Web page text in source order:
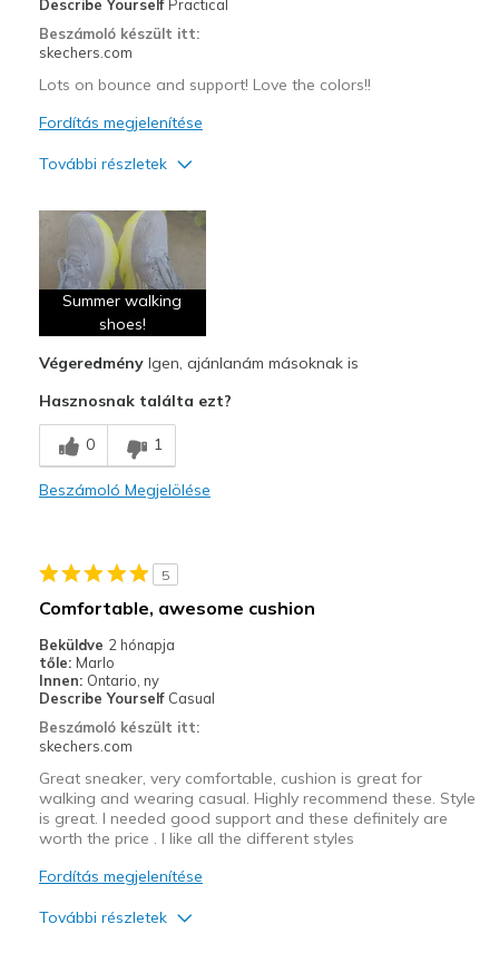
Describe Yourself Practical
Beszámoló készült itt:
skechers.com
Lots on bounce and support! Love the colors!!
Fordítás megjelenítése
További részletek
Attractive Design
Comfortable
Legjobb használat
Walking
Width
Sizing
Feels true to size
Summer walking
shoes!
VégeredményIgen, ajánlanám másoknak is
Hasznosnak találta ezt?
0 1
Beszámoló Megjelölése
5
Comfortable, awesome cushion
Beküldve 2 hónapja
tőle: Marlo
Innen: Ontario, ny
Describe Yourself Casual
Beszámoló készült itt:
skechers.com
Great sneaker, very comfortable, cushion is great for
walking and wearing casual. Highly recommend these. Style
is great. I needed good support and these definitely are
worth the price . I like all the different styles
Fordítás megjelenítése
További részletek